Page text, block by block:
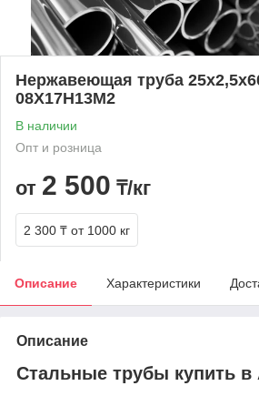
Нержавеющая труба
08Х17Н13М2
В наличии
Опт и розница
от 2 500 ₸/кг
2 300 ₸ от 1000 кг
Описание Характеристики
Описание
Стальные трубы купить